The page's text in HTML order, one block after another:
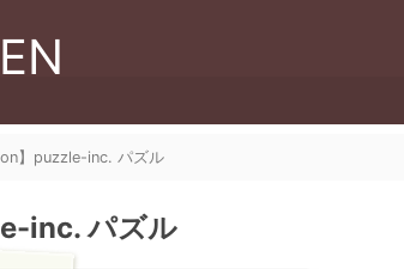
】puzzle-inc. パズル
inc. パズル